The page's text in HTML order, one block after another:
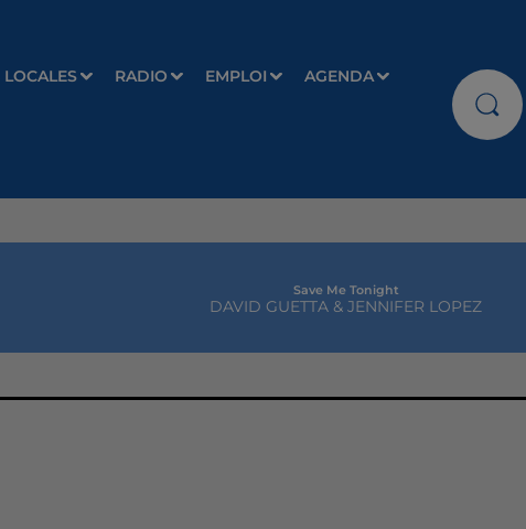
LOCALES RADIO EMPLOI AGENDA
Save Me Tonight
DAVID GUETTA & JENNIFER LOPEZ